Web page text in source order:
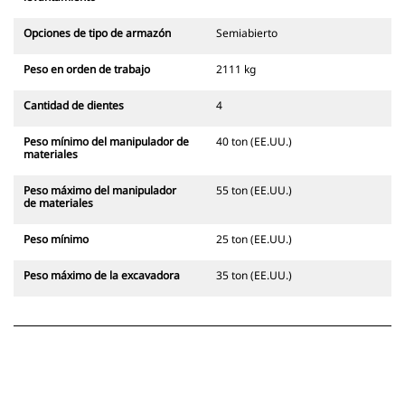
Opciones de tipo de armazón Semiabierto
Peso en orden de trabajo 2111 kg
Cantidad de dientes 4
Peso mínimo del manipulador de
materiales
40 ton (EE.UU.)
Peso máximo del manipulador
de materiales
55 ton (EE.UU.)
Peso mínimo 25 ton (EE.UU.)
Peso máximo de la excavadora 35 ton (EE.UU.)